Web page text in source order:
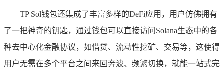
TP Sol钱包还集成了丰富多样的DeFi应用，用户仿佛拥有
了一把神奇的钥匙，通过钱包可以直接访问Solana生态中的各
种去中心化金融协议，如借贷、流动性挖矿、交易等，这使得
用户无需在多个平台之间来回奔波、频繁切换，就能一站式完